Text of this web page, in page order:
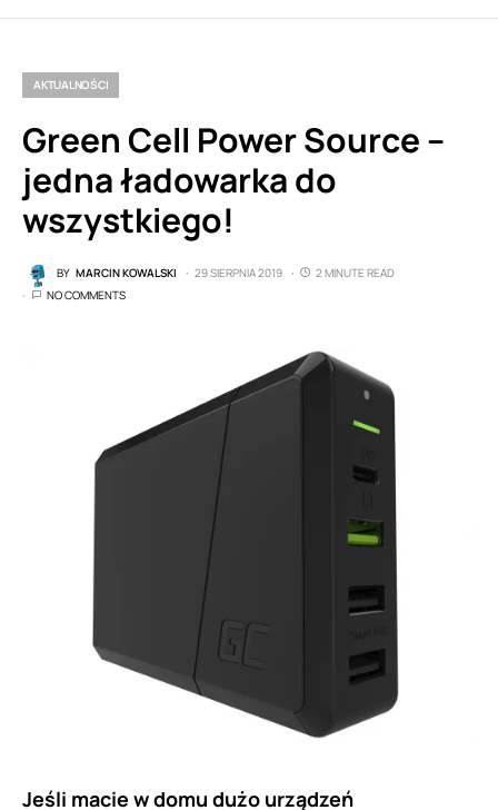
AKTUALNOŚCI
Green Cell Power Source –
jedna ładowarka do
wszystkiego!
BY MARCIN KOWALSKI 29 SIERPNIA 2019
2 MINUTE READ
NO COMMENTS
Jeśli macie w domu dużo urządzeń